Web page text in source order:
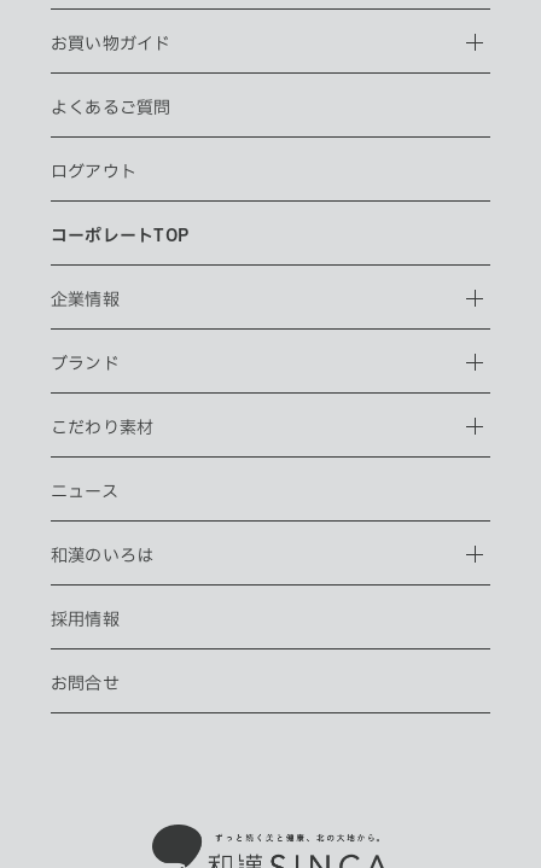
お買い物ガイド
よくあるご質問
ログアウト
コーポレートTOP
企業情報
ブランド
こだわり素材
ニュース
和漢のいろは
採用情報
お問合せ